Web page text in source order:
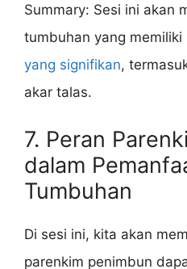
Summary: Sesi ini akan
tumbuhan yang
yang signifikan,
akar talas.
7. Peran
dalam
Tumbuhan
Di sesi ini, kita akan
parenkim penimbun